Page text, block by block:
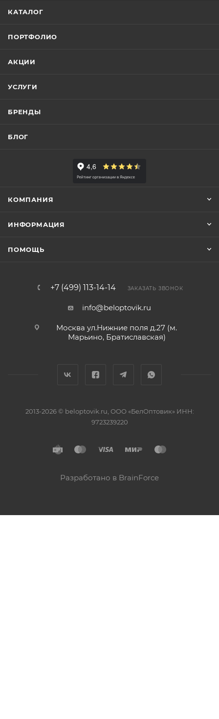
КАТАЛОГ
ПОРТФОЛИО
АКЦИИ
УСЛУГИ
БРЕНДЫ
БЛОГ
КОМПАНИЯ
ИНФОРМАЦИЯ
ПОМОЩЬ
+7 (499) 113-14-14 ЗАКАЗАТЬ ЗВОНОК
info@beloptovik.ru
Москва ул.Нижние поля д.27 (м.
Марьино, Братиславская)
2013-2026 © beloptovik.ru, ООО «БелОптовик» ИНН:
9723239220
Разработано в BrainForce